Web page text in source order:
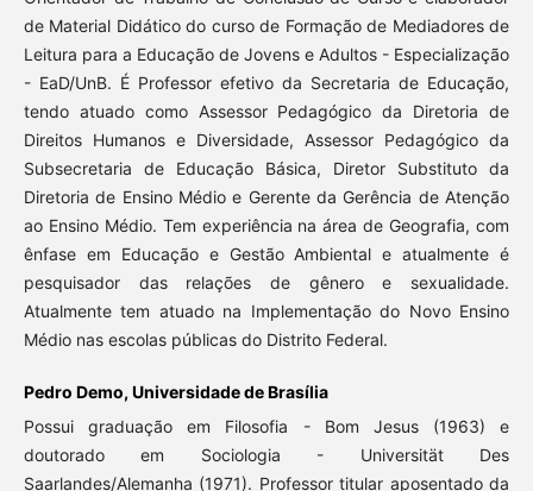
de Material Didático do curso de Formação de Mediadores de
Leitura para a Educação de Jovens e Adultos - Especialização
- EaD/UnB. É Professor efetivo da Secretaria de Educação,
tendo atuado como Assessor Pedagógico da Diretoria de
Direitos Humanos e Diversidade, Assessor Pedagógico da
Subsecretaria de Educação Básica, Diretor Substituto da
Diretoria de Ensino Médio e Gerente da Gerência de Atenção
ao Ensino Médio. Tem experiência na área de Geografia, com
ênfase em Educação e Gestão Ambiental e atualmente é
pesquisador das relações de gênero e sexualidade.
Atualmente tem atuado na Implementação do Novo Ensino
Médio nas escolas públicas do Distrito Federal.
Pedro Demo, Universidade de Brasília
Possui graduação em Filosofia - Bom Jesus (1963) e
doutorado em Sociologia - Universität Des
Saarlandes/Alemanha (1971). Professor titular aposentado da